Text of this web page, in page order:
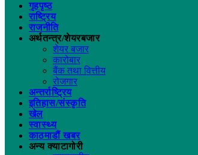
गृहपृष्ठ
राष्ट्रिय
राजनीति
अर्थतन्त्र/शेयरबजार
शेयर बजार
कारोबार
बैंक तथा वित्तीय
रोजगार
अन्तर्राष्ट्रिय
इतिहास/संस्कृति
खेल
स्वास्थ्य
काठमाडौं खबर
अन्य क्याटागोरी